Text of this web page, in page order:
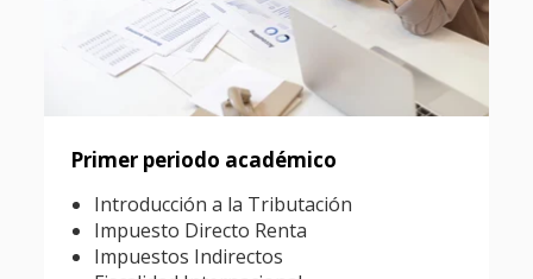
Primer periodo académico
Introducción a la Tributación
Impuesto Directo Renta
Impuestos Indirectos